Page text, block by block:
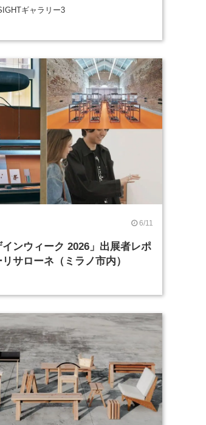
ギャラリー3
6/11
インウィーク 2026」出展者レポ
サローネ（ミラノ市内）